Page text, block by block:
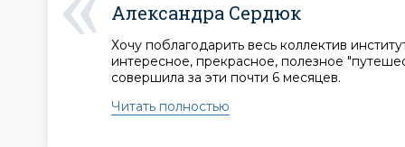
Александра Сердюк
Хочу поблагодарить весь коллектив
интересное, прекрасное, полезное
совершила за эти почти 6 месяцев.
Читать полностью